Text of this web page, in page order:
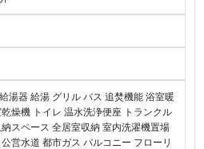
湯器 給湯 グリル バス 追焚機能 浴室暖
燥機 トイレ 温水洗浄便座 トランクル
納スペース 全居室収納 室内洗濯機置場
営水道 都市ガス バルコニー フローリ